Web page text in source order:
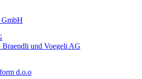
GmbH
Braendli und Voegeli AG
d.o.o